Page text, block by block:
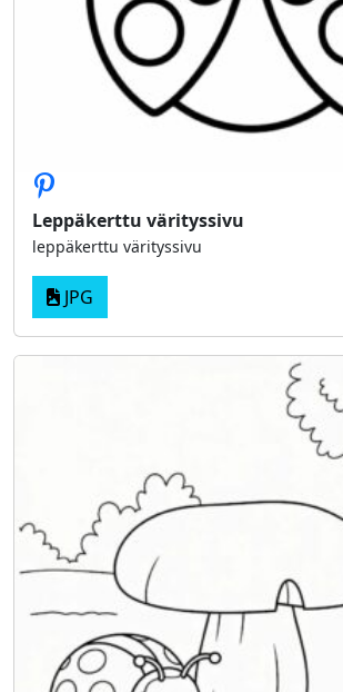
Leppäkerttu värityssivu
leppäkerttu värityssivu
JPG